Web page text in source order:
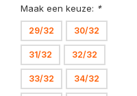
Maak een keuze: *
29/32 30/32
31/32 32/32
33/32 34/32